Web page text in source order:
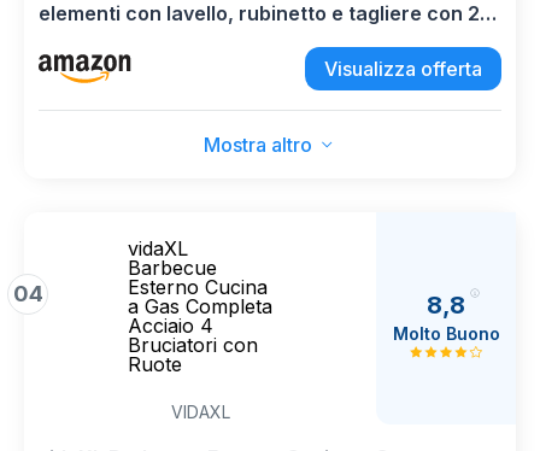
elementi con lavello, rubinetto e tagliere con 2
cassetti estraibili - struttura in acciaio e piano in
acciaio inox - Nero
Visualizza offerta
Mostra altro
04
vidaXL
Barbecue
Esterno Cucina
a Gas Completa
Acciaio 4
Bruciatori con
Ruote
VIDAXL
8,8
Molto Buono